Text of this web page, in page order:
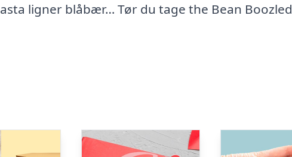
ligner blåbær… Tør du tage the Bean Boozled